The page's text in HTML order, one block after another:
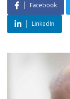
Facebook
LinkedIn